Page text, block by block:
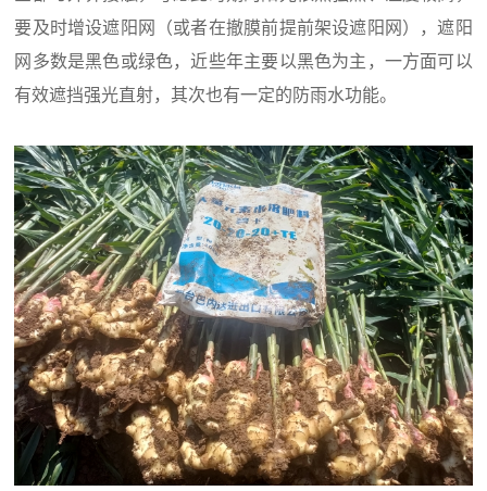
要及时增设遮阳网（或者在撤膜前提前架设遮阳网），遮阳
网多数是黑色或绿色，近些年主要以黑色为主，一方面可以
有效遮挡强光直射，其次也有一定的防雨水功能。